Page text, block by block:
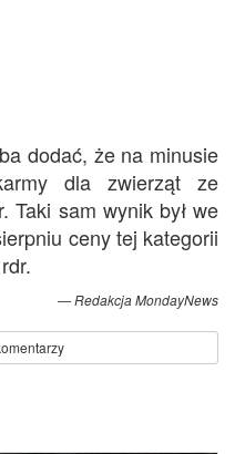
dodać, że na minusie
dla zwierząt ze
Taki sam wynik był we
ceny tej kategorii
Redakcja MondayNews